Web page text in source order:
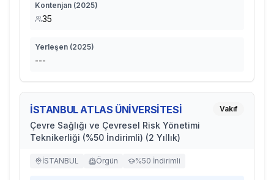
Kontenjan (2025)
35
Yerleşen (2025)
---
İSTANBUL ATLAS ÜNİVERSİTESİ
Çevre Sağlığı ve Çevresel Risk Yönetimi
Teknikerliği (%50 İndirimli) (2 Yıllık)
Vakıf
İSTANBUL Örgün %50 İndirimli